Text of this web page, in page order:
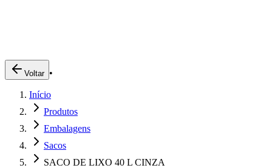
Pedidos Online
Trabalhe Conosco
Voltar •
Início
Produtos
Embalagens
Sacos
SACO DE LIXO 40 L CINZA